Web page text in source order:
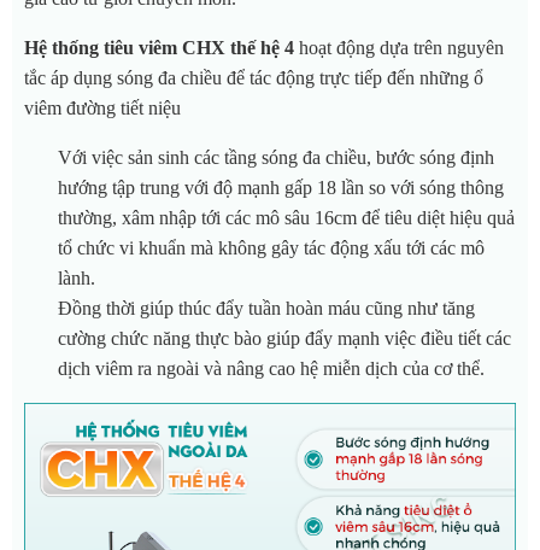
Hệ thống tiêu viêm CHX thế hệ 4 hoạt động dựa trên nguyên
tắc áp dụng sóng đa chiều để tác động trực tiếp đến những ổ
viêm đường tiết niệu
Với việc sản sinh các tầng sóng đa chiều, bước sóng định
hướng tập trung với độ mạnh gấp 18 lần so với sóng thông
thường, xâm nhập tới các mô sâu 16cm để tiêu diệt hiệu quả
tổ chức vi khuẩn mà không gây tác động xấu tới các mô
lành.
Đồng thời giúp thúc đẩy tuần hoàn máu cũng như tăng
cường chức năng thực bào giúp đẩy mạnh việc điều tiết các
dịch viêm ra ngoài và nâng cao hệ miễn dịch của cơ thể.